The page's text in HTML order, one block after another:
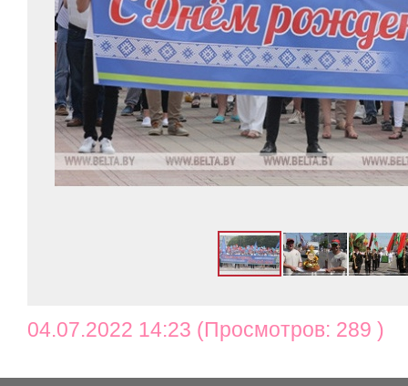
04.07.2022 14:23 (Просмотров: 289 )